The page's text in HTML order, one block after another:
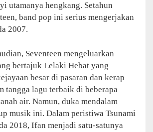
utamanya hengkang. Setahun
band pop ini serius mengerjakan
2007.
Seventeen mengeluarkan
bertajuk Lelaki Hebat yang
besar di pasaran dan kerap
tangga lagu terbaik di beberapa
air. Namun, duka mendalam
musik ini. Dalam peristiwa Tsunami
2018, Ifan menjadi satu-satunya